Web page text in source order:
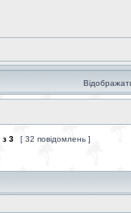
з 3 [ 32 повідомлень ]